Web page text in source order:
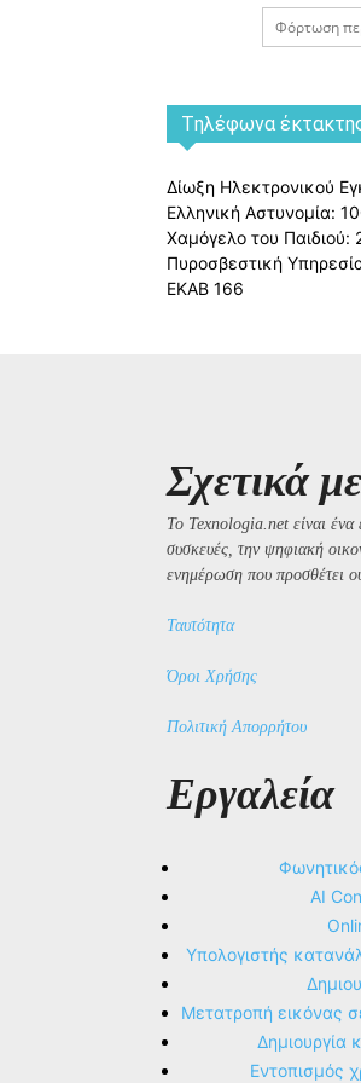
Φόρτωση
Tηλέφωνα
Δίωξη Ηλεκτρονικού
Ελληνική Αστυνομία:
Χαμόγελο του Παιδιού:
Πυροσβεστική
ΕΚΑΒ 166
Σχετικά
Το Texnologia.net είναι ένα
συσκευές, την ψηφιακή
ενημέρωση που προσθέτει
Ταυτότητα
Όροι Χρήσης
Πολιτική Απορρήτου
Εργαλεία
AI
Υπολογιστής
Μετατροπή εικόνας
Δημιουργία
Εντοπισμός